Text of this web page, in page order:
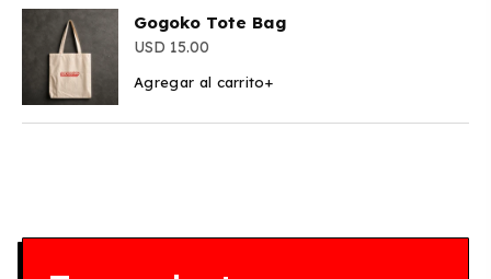
Gogoko Tote Bag
15.00
Agregar al carrito+